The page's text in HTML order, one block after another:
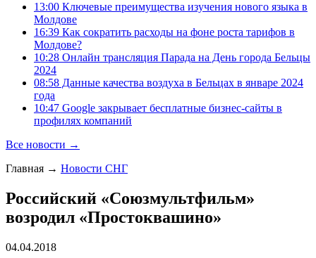
13:00 Ключевые преимущества изучения нового языка в
Молдове
16:39 Как сократить расходы на фоне роста тарифов в
Молдове?
10:28 Онлайн трансляция Парада на День города Бельцы
2024
08:58 Данные качества воздуха в Бельцах в январе 2024
года
10:47 Google закрывает бесплатные бизнес-сайты в
профилях компаний
Все новости →
Главная → Новости СНГ
Российский «Союзмультфильм»
возродил «Простоквашино»
04.04.2018